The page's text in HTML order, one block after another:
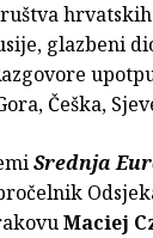
glazbeni
Češka,
Srednja
Maciej